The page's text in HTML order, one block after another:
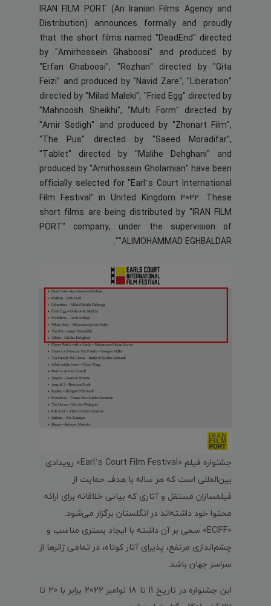
IRAN FILM PORT (An Iranian Films Agency and
Distribution) announces formally and proudly
that the short films named "DeadEnd" directed
by "Amirhossein Ghaboosi" and produced by
"Erfan Ghaboosi", "Rozhan" directed by "Gita
Feizi" and produced by "Navid Zare", "Liberation"
directed by "Milad Maleki", "Fried Egg" directed by
"Mahnoosh Sheikhi", "Multi Form" directed by
"Amir Sedigh" and produced by "Zhonart Film",
"The Pus" directed by "Saeed Moradifar",
"Tablet" directed by "Malihe Dehghani" and
produced by "Amirhossein Gholamian" have been
officially selected for "Earl’s Court International
Film Festival" in United Kingdom 2022. These
short films are being distributed by "IRAN FILM
PORT" company, under the supervision of
"ALIMOHAMMAD EGHBALDAR".
جشنواره فیلم «Earl’s Court Film Festival» رویدادی
بین‌المللی است که هر ساله با هدف حمایت از
فیلمسازان مستقل و آثاری که بیانی خلاقانه برای ارائه
محتوا خود داشته‌اند در انگلستان برگزار می‌شود.
«ECIFF» سعی بر آن داشته با ایجاد بستری مناسب و
چشم‌اندازی مرتفع، پذیرای آثار کوتاه، در تمامی ژانر‌ها از
سراسر جهان باشد.
این جشنواره در تاریخ 11 تا 18 نوامبر 2022 برابر با 20 تا